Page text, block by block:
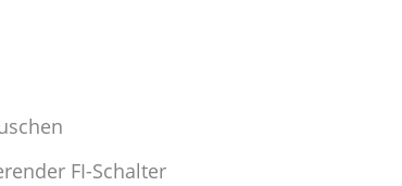
FI-Schalter